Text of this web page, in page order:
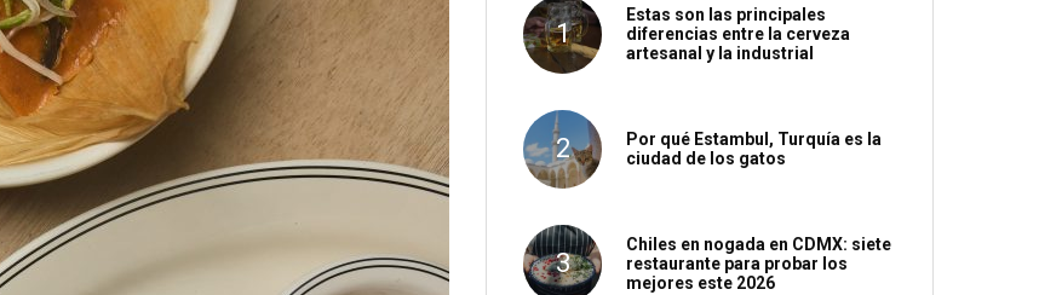
Estas son las principales
diferencias entre la cerveza
artesanal y la industrial
Por qué Estambul, Turquía es la
ciudad de los gatos
Chiles en nogada en CDMX: siete
restaurante para probar los
mejores este 2026